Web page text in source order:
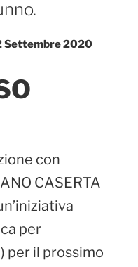
Settembre 2020
con
CASERTA
per
per il prossimo